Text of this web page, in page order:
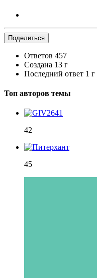
Поделиться
Ответов 457
Создана 13 г
Последний ответ 1 г
Топ авторов темы
42
45